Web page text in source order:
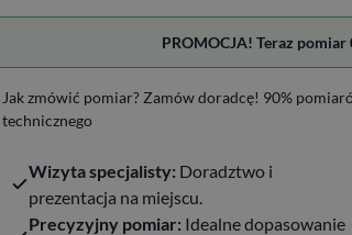
PROMOCJA! Teraz
Jak zmówić pomiar? Zamów doradcę! 90%
technicznego
Wizyta specjalisty: Doradztwo i
prezentacja na miejscu.
Precyzyjny pomiar: Idealne dopasowanie